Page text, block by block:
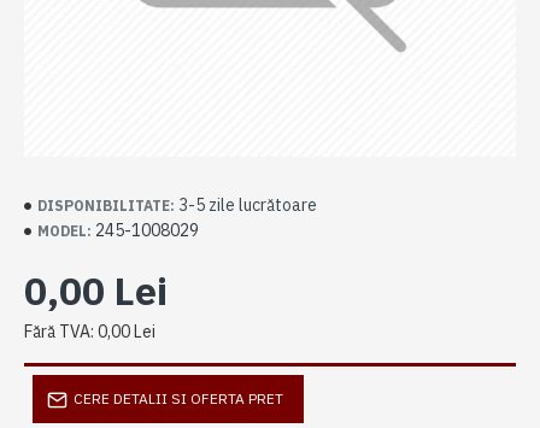
DISPONIBILITATE: 3-5 zile lucrătoare
MODEL: 245-1008029
0,00 Lei
Fără TVA: 0,00 Lei
CERE DETALII SI OFERTA PRET